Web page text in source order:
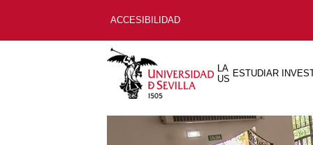
ACCESIBILIDAD
LA
US
ESTUDIAR